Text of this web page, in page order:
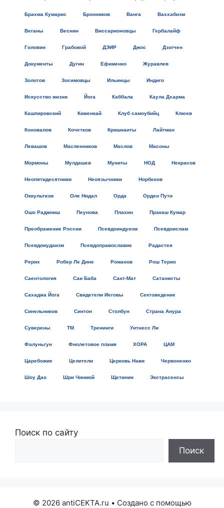
Брахма Кумарис Бронников Ванга Ваххабизм
Веганы Веснин Виссарионовцы Гербалайф
Головин Грабовой ДЭИР Джос Дзогчен
Документы Дугин Ефименко Журавлев
Золотов Зосимовцы Ильинцы Индиго
Искусство жизни Йога Каббала Каула Дхарма
Кашпировский Киженкай Клуб самоубийц Клюев
Коновалов Кочетков Кришнаиты Лайтман
Левашов Масленников Маслов Масоны
Мормоны Мулдашев Муниты НОД Некрасов
Неопятидесятники Неоязычники Норбеков
Оккультизм Оле Нидал Орда Орден Пути
Ошо Раджниш Пеунова Плахин Пракаш Кумар
Преображение России Псевдоиндуизм Псевдоислам
Псевдоиудаизм Псевдоправославие Радастея
Рерих Робер Ле Дине Романов Рош Терио
Саентология Саи Баба Сант-Мат Сатанисты
Сахаджа Йога Свидетели Иеговы Сектоведение
Синельников Синтон Столбун Страна Анура
Суверены ТМ Тренинги Уитнесс Ли
Фалуньгун Фиолетовое пламя ХОРА ЦАМ
Царебожие Целители Церковь Нави Червоненко
Шоу Дао Шри Чинмой Щетинин Экстрасенсы
Поиск по сайту
Поиск
© 2026 antiCEKTA.ru • Создано с помощью